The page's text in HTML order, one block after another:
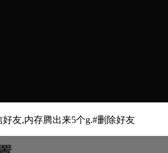
友,内存腾出来5个g.#删除好友